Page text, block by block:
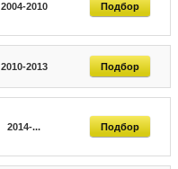
2004-2010 Подбор
2010-2013 Подбор
2014-... Подбор